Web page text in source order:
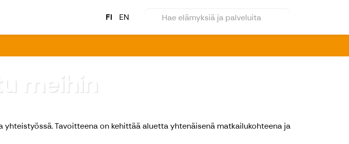
FI EN
meihin
Tavoitteena on kehittää aluetta yhtenäisenä matkailukohteena ja